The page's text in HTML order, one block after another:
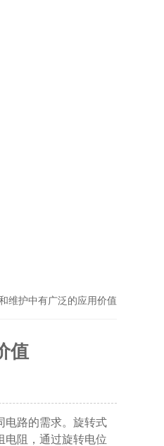
维护中有广泛的应用价值
值
电路的需求。旋转式
电阻，通过旋转电位